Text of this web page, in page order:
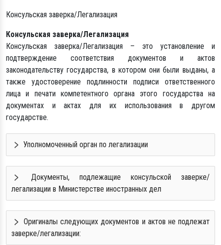
Консульская заверка/Легализация
Консульская заверка/Легализация
Консульская заверка/Легализация – это установление и
подтверждение соответствия документов и актов
законодательству государства, в котором они были выданы, а
также удостоверение подлинности подписи ответственного
лица и печати компетентного органа этого государства на
документах и актах для их использования в другом
государстве.
Уполномоченный орган по легализации
Документы, подлежащие консульской заверке/
легализации в Министерстве иностранных дел
Оригиналы следующих документов и актов не подлежат
заверке/легализации: